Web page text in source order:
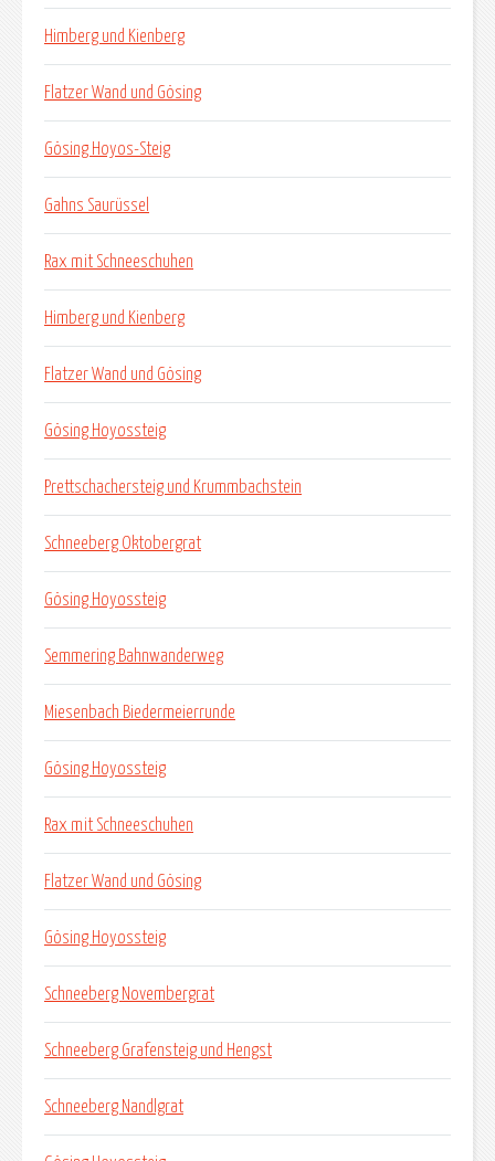
Himberg und Kienberg
Flatzer Wand und Gösing
Gösing Hoyos-Steig
Gahns Saurüssel
Rax mit Schneeschuhen
Himberg und Kienberg
Flatzer Wand und Gösing
Gösing Hoyossteig
Prettschachersteig und Krummbachstein
Schneeberg Oktobergrat
Gösing Hoyossteig
Semmering Bahnwanderweg
Miesenbach Biedermeierrunde
Gösing Hoyossteig
Rax mit Schneeschuhen
Flatzer Wand und Gösing
Gösing Hoyossteig
Schneeberg Novembergrat
Schneeberg Grafensteig und Hengst
Schneeberg Nandlgrat